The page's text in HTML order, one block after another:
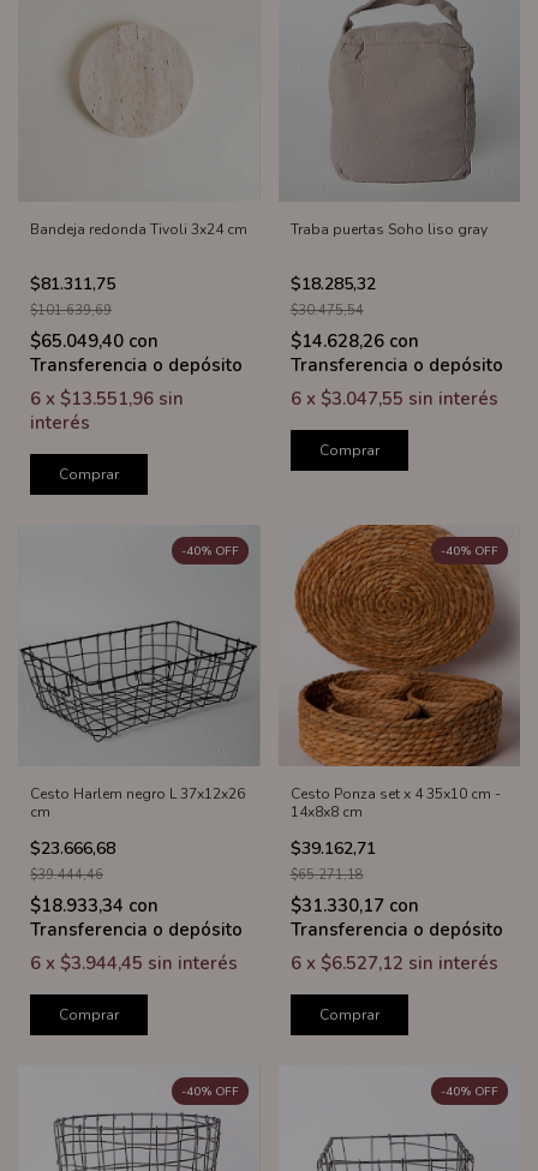
Bandeja redonda Tivoli 3x24 cm
$81.311,75
$101.639,69
$65.049,40 con
Transferencia o depósito
6 x $13.551,96 sin
interés
Comprar
Traba puertas Soho liso gray
$18.285,32
$30.475,54
$14.628,26 con
Transferencia o depósito
6 x $3.047,55 sin interés
Comprar
Cesto Harlem negro L 37x12x26
cm
$23.666,68
-40% OFF
$39.444,46
$18.933,34 con
Transferencia o depósito
6 x $3.944,45 sin interés
Comprar
Cesto Ponza set x 4 35x10 cm -
14x8x8 cm
$39.162,71
-40% OFF
$65.271,18
$31.330,17 con
Transferencia o depósito
6 x $6.527,12 sin interés
Comprar
-40% OFF -40% OFF